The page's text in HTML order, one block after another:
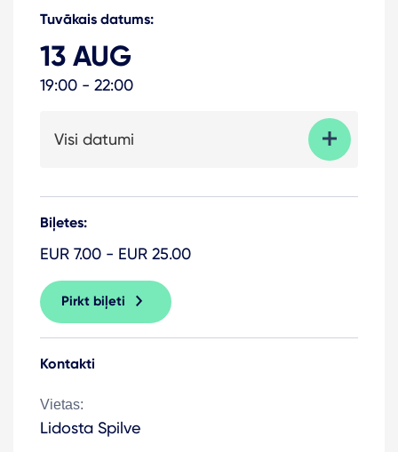
Tuvākais datums:
13 AUG
19:00 - 22:00
Visi datumi
Biļetes:
EUR 7.00 - EUR 25.00
Pirkt biļeti
Kontakti
Vietas:
Lidosta Spilve